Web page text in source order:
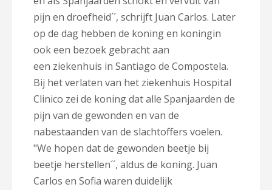
pijn en droefheid´´, schrijft Juan Carlos. Later
op de dag hebben de koning en koningin
ook een bezoek gebracht aan
een ziekenhuis in Santiago de Compostela.
Bij het verlaten van het ziekenhuis Hospital
Clinico zei de koning dat alle Spanjaarden de
pijn van de gewonden en van de
nabestaanden van de slachtoffers voelen.
"We hopen dat de gewonden beetje bij
beetje herstellen´´, aldus de koning. Juan
Carlos en Sofia waren duidelijk